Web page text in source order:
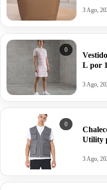
3 Ago,
0
L por
3 Ago,
0
Utility
3 Ago,